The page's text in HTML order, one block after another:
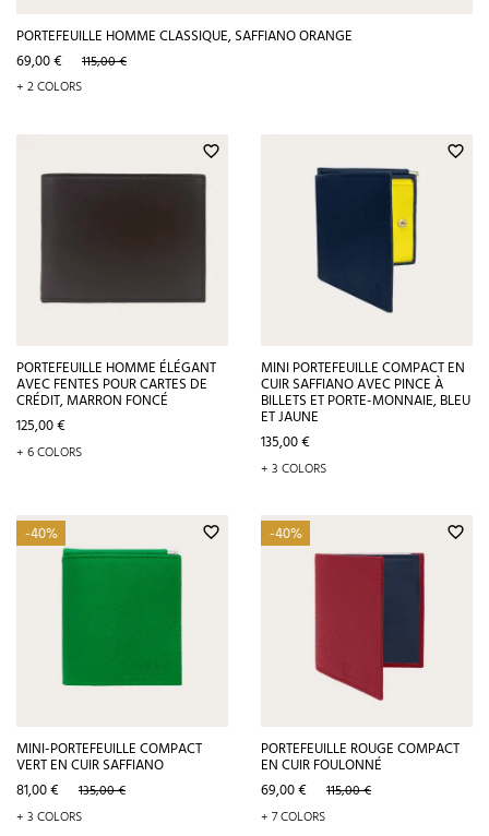
PORTEFEUILLE HOMME CLASSIQUE, SAFFIANO ORANGE
Prix
69,00 € Prix
de
base
115,00 €
+ 2 COLORS
favorite_border
PORTEFEUILLE HOMME ÉLÉGANT
AVEC FENTES POUR CARTES DE
CRÉDIT, MARRON FONCÉ
Prix
125,00 €
+ 6 COLORS
favorite_border
MINI PORTEFEUILLE COMPACT EN
CUIR SAFFIANO AVEC PINCE À
BILLETS ET PORTE-MONNAIE, BLEU
ET JAUNE
Prix
135,00 €
+ 3 COLORS
favorite_border
-40%
MINI-PORTEFEUILLE COMPACT
VERT EN CUIR SAFFIANO
Prix
81,00 € Prix
de
base
135,00 €
+ 3 COLORS
favorite_border
-40%
PORTEFEUILLE ROUGE COMPACT
EN CUIR FOULONNÉ
Prix
69,00 € Prix
de
base
115,00 €
+ 7 COLORS